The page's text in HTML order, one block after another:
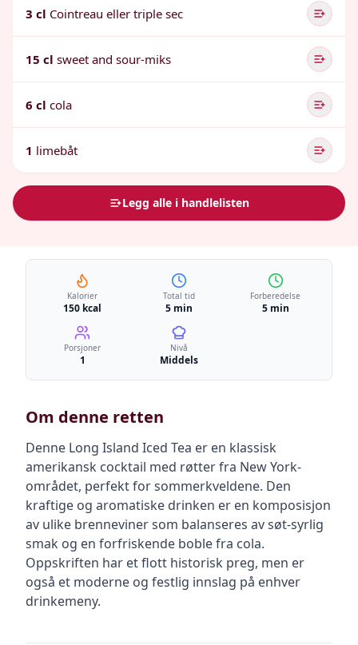
3 cl Cointreau eller triple sec
15 cl sweet and sour-miks
6 cl cola
1 limebåt
Legg alle i handlelisten
Kalorier
150 kcal
Total tid
5 min
Forberedelse
5 min
Porsjoner
1
Nivå
Middels
Om denne retten
Denne Long Island Iced Tea er en klassisk
amerikansk cocktail med røtter fra New York-
området, perfekt for sommerkveldene. Den
kraftige og aromatiske drinken er en komposisjon
av ulike brenneviner som balanseres av søt-syrlig
smak og en forfriskende boble fra cola.
Oppskriften har et flott historisk preg, men er
også et moderne og festlig innslag på enhver
drinkemeny.